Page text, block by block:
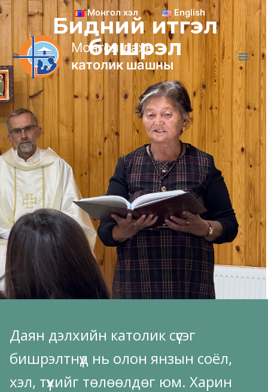
Skip
to
content
Монгол хэл English
Монгол дахь
католик шашны
Бидний итгэл
бишрэл
Даян дэлхийн католик сүсэг
бишрэлтнүүд нь олон янзын соёл,
хэл, түүхийг төлөөлдөг юм. Харин